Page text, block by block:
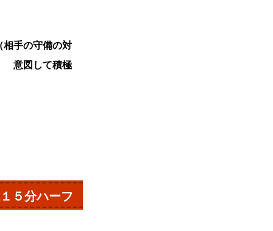
手の守備の対
意図して積極
５分ハーフ